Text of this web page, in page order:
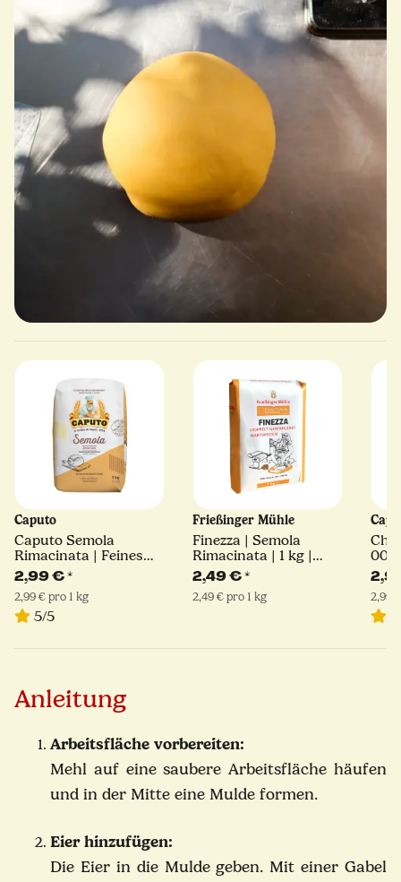
Caputo
Caputo Semola
Rimacinata | Feines
Hartweizengrieß | 1kg
2,99 €*
2,99 € pro 1 kg
5/5
Frießinger Mühle
Finezza | Semola
Rimacinata | 1 kg |
Frießinger Mühle
2,49 €*
2,49 € pro 1 kg
00
2,99
Anleitung
Arbeitsfläche vorbereiten:
Mehl auf eine saubere Arbeitsfläche häufen
und in der Mitte eine Mulde formen.
Eier hinzufügen:
Die Eier in die Mulde geben. Mit einer Gabel